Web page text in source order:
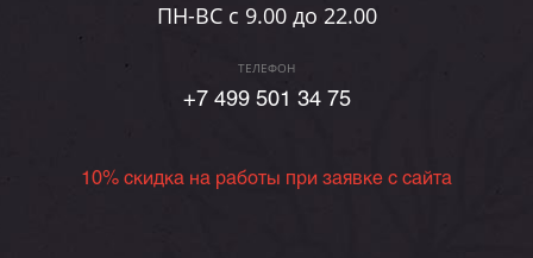
ПН-ВC c 9.00 до 22.00
ТЕЛЕФОН
+7 499 501 34 75
10% скидка на работы при заявке с сайта